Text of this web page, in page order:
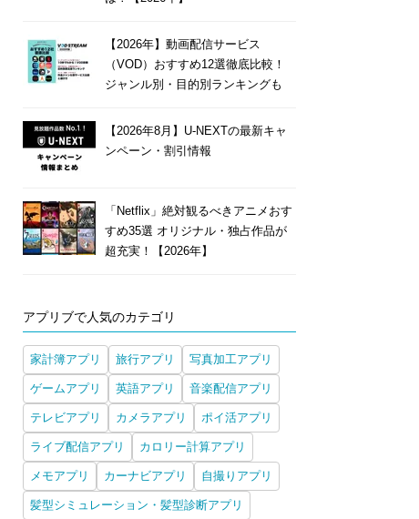
【2026年】動画配信サービス
（VOD）おすすめ12選徹底比較！
ジャンル別・目的別ランキングも
【2026年8月】U-NEXTの最新キャ
ンペーン・割引情報
「Netflix」絶対観るべきアニメおす
すめ35選 オリジナル・独占作品が
超充実！【2026年】
アプリブで人気のカテゴリ
家計簿アプリ 旅行アプリ 写真加工アプリ
ゲームアプリ 英語アプリ 音楽配信アプリ
テレビアプリ カメラアプリ ポイ活アプリ
ライブ配信アプリ カロリー計算アプリ
メモアプリ カーナビアプリ 自撮りアプリ
髪型シミュレーション・髪型診断アプリ